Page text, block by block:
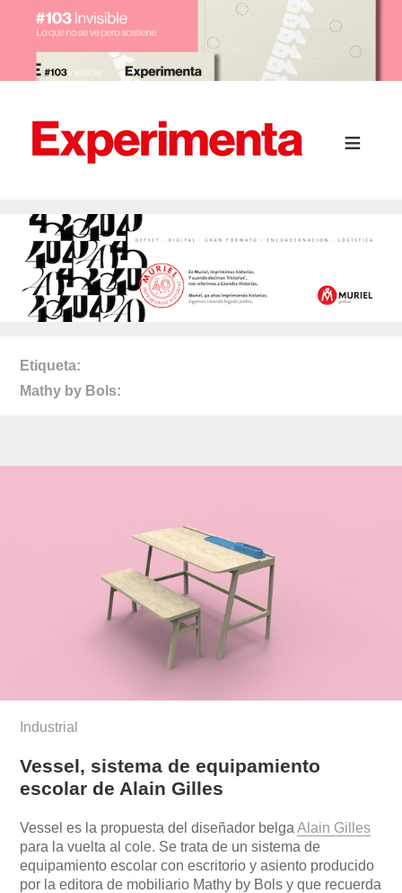
Etiqueta
Mathy by Bols
Industrial
Vessel, sistema de equipamiento
escolar de Alain Gilles
Vessel es la propuesta del diseñador belgaAlain Gilles
para la vuelta al cole. Se trata de un sistema de
equipamiento escolar con escritorio y asiento producido
por la editora de mobiliario Mathy by Bols y que recuerda